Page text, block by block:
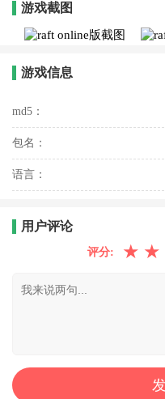
游戏截图
游戏信息
md5：
包名：
语言：
用户评论
评分: ★ ★